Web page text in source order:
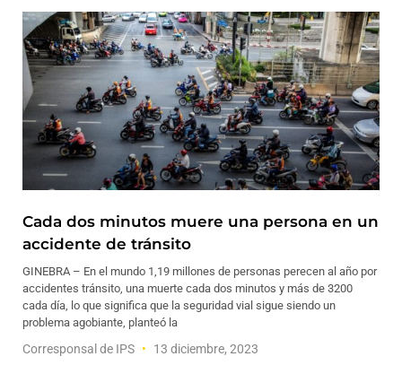
Cada dos minutos muere una persona en un
accidente de tránsito
GINEBRA – En el mundo 1,19 millones de personas perecen al año por
accidentes tránsito, una muerte cada dos minutos y más de 3200
cada día, lo que significa que la seguridad vial sigue siendo un
problema agobiante, planteó la
Corresponsal de IPS 13 diciembre, 2023